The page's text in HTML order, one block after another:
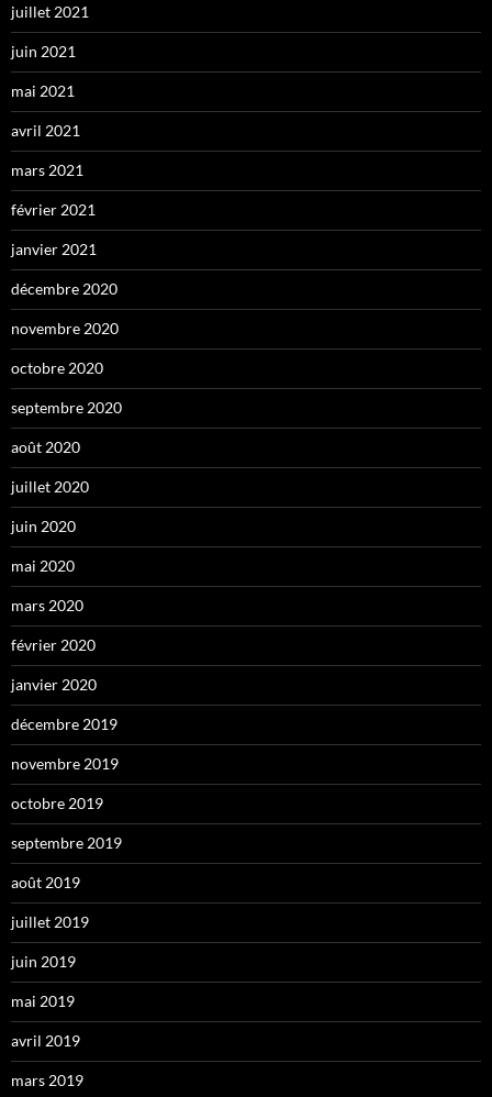
juillet 2021
juin 2021
mai 2021
avril 2021
mars 2021
février 2021
janvier 2021
décembre 2020
novembre 2020
octobre 2020
septembre 2020
août 2020
juillet 2020
juin 2020
mai 2020
mars 2020
février 2020
janvier 2020
décembre 2019
novembre 2019
octobre 2019
septembre 2019
août 2019
juillet 2019
juin 2019
mai 2019
avril 2019
mars 2019